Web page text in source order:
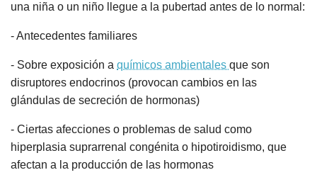
una niña o un niño llegue a la pubertad antes de lo normal:
- Antecedentes familiares
- Sobre exposición a químicos ambientales que son
disruptores endocrinos (provocan cambios en las
glándulas de secreción de hormonas)
- Ciertas afecciones o problemas de salud como
hiperplasia suprarrenal congénita o hipotiroidismo, que
afectan a la producción de las hormonas